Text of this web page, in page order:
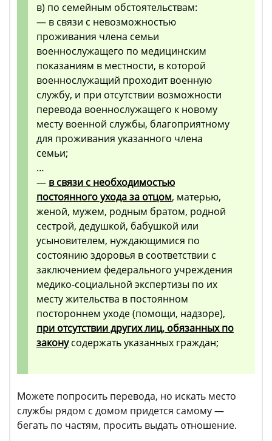
в) по семейным обстоятельствам:
— в связи с невозможностью
проживания члена семьи
военнослужащего по медицинским
показаниям в местности, в которой
военнослужащий проходит военную
службу, и при отсутствии возможности
перевода военнослужащего к новому
месту военной службы, благоприятному
для проживания указанного члена
семьи;
…
— в связи с необходимостью
постоянного ухода за отцом, матерью,
женой, мужем, родным братом, родной
сестрой, дедушкой, бабушкой или
усыновителем, нуждающимися по
состоянию здоровья в соответствии с
заключением федерального учреждения
медико-социальной экспертизы по их
месту жительства в постоянном
постороннем уходе (помощи, надзоре),
при отсутствии других лиц, обязанных по
законусодержать указанных граждан;
Можете попросить перевода, но искать место
службы рядом с домом придется самому —
бегать по частям, просить выдать отношение.